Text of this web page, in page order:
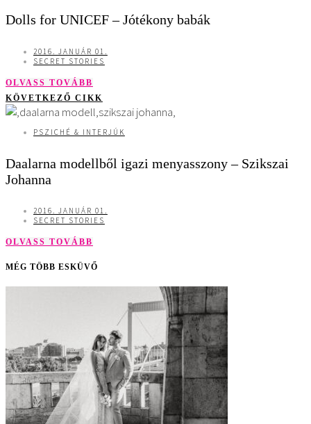
Dolls for UNICEF – Jótékony babák
2016. JANUÁR 01.
SECRET STORIES
OLVASS TOVÁBB
KÖVETKEZŐ CIKK
PSZICHÉ & INTERJÚK
Daalarna modellből igazi menyasszony – Szikszai
Johanna
2016. JANUÁR 01.
SECRET STORIES
OLVASS TOVÁBB
MÉG TÖBB ESKÜVŐ